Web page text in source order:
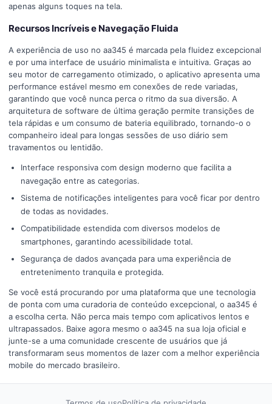
apenas alguns toques na tela.
Recursos Incríveis e Navegação Fluida
A experiência de uso no aa345 é marcada pela fluidez excepcional
e por uma interface de usuário minimalista e intuitiva. Graças ao
seu motor de carregamento otimizado, o aplicativo apresenta uma
performance estável mesmo em conexões de rede variadas,
garantindo que você nunca perca o ritmo da sua diversão. A
arquitetura de software de última geração permite transições de
tela rápidas e um consumo de bateria equilibrado, tornando-o o
companheiro ideal para longas sessões de uso diário sem
travamentos ou lentidão.
Interface responsiva com design moderno que facilita a
navegação entre as categorias.
Sistema de notificações inteligentes para você ficar por dentro
de todas as novidades.
Compatibilidade estendida com diversos modelos de
smartphones, garantindo acessibilidade total.
Segurança de dados avançada para uma experiência de
entretenimento tranquila e protegida.
Se você está procurando por uma plataforma que une tecnologia
de ponta com uma curadoria de conteúdo excepcional, o aa345 é
a escolha certa. Não perca mais tempo com aplicativos lentos e
ultrapassados. Baixe agora mesmo o aa345 na sua loja oficial e
junte-se a uma comunidade crescente de usuários que já
transformaram seus momentos de lazer com a melhor experiência
mobile do mercado brasileiro.